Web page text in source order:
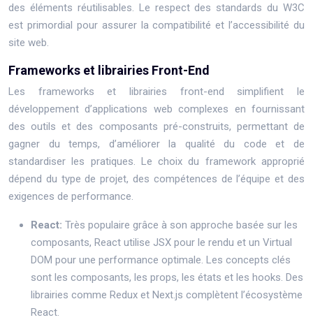
des éléments réutilisables. Le respect des standards du W3C
est primordial pour assurer la compatibilité et l’accessibilité du
site web.
Frameworks et librairies Front-End
Les frameworks et librairies front-end simplifient le
développement d’applications web complexes en fournissant
des outils et des composants pré-construits, permettant de
gagner du temps, d’améliorer la qualité du code et de
standardiser les pratiques. Le choix du framework approprié
dépend du type de projet, des compétences de l’équipe et des
exigences de performance.
React: Très populaire grâce à son approche basée sur les
composants, React utilise JSX pour le rendu et un Virtual
DOM pour une performance optimale. Les concepts clés
sont les composants, les props, les états et les hooks. Des
librairies comme Redux et Next.js complètent l’écosystème
React.